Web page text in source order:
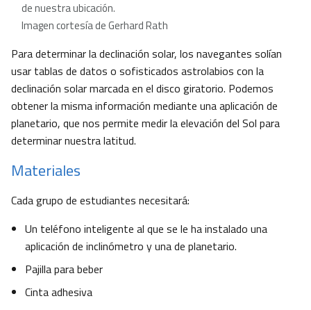
de nuestra ubicación.
Imagen cortesía de Gerhard Rath
Para determinar la declinación solar, los navegantes solían
usar tablas de datos o sofisticados astrolabios con la
declinación solar marcada en el disco giratorio. Podemos
obtener la misma información mediante una aplicación de
planetario, que nos permite medir la elevación del Sol para
determinar nuestra latitud.
Materiales
Cada grupo de estudiantes necesitará:
Un teléfono inteligente al que se le ha instalado una
aplicación de inclinómetro y una de planetario.
Pajilla para beber
Cinta adhesiva